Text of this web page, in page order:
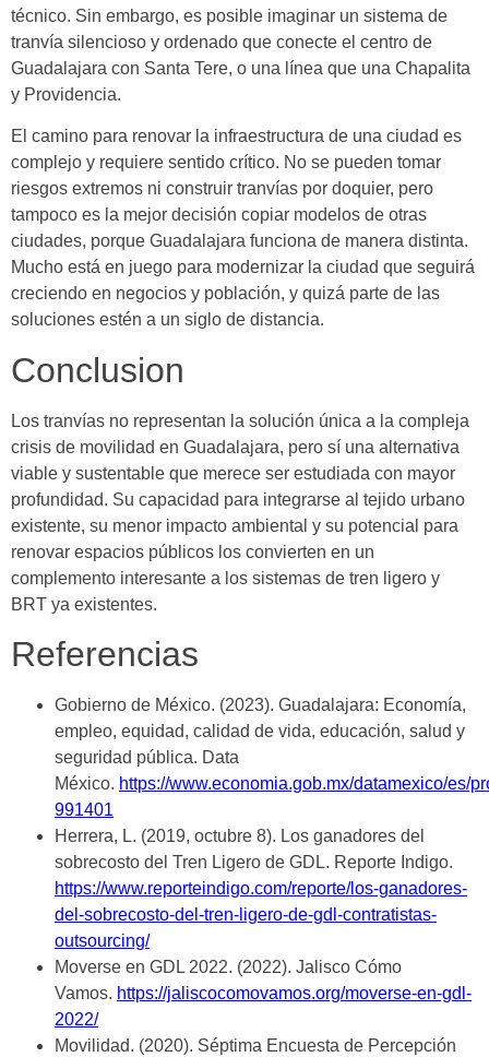
técnico. Sin embargo, es posible imaginar un sistema de
tranvía silencioso y ordenado que conecte el centro de
Guadalajara con Santa Tere, o una línea que una Chapalita
y Providencia.
El camino para renovar la infraestructura de una ciudad es
complejo y requiere sentido crítico. No se pueden tomar
riesgos extremos ni construir tranvías por doquier, pero
tampoco es la mejor decisión copiar modelos de otras
ciudades, porque Guadalajara funciona de manera distinta.
Mucho está en juego para modernizar la ciudad que seguirá
creciendo en negocios y población, y quizá parte de las
soluciones estén a un siglo de distancia.
Conclusion
Los tranvías no representan la solución única a la compleja
crisis de movilidad en Guadalajara, pero sí una alternativa
viable y sustentable que merece ser estudiada con mayor
profundidad. Su capacidad para integrarse al tejido urbano
existente, su menor impacto ambiental y su potencial para
renovar espacios públicos los convierten en un
complemento interesante a los sistemas de tren ligero y
BRT ya existentes.
Referencias
Gobierno de México. (2023). Guadalajara: Economía,
empleo, equidad, calidad de vida, educación, salud y
seguridad pública. Data
México. https://www.economia.gob.mx/datamexico/es/
991401
Herrera, L. (2019, octubre 8). Los ganadores del
sobrecosto del Tren Ligero de GDL. Reporte Indigo.
https://www.reporteindigo.com/reporte/los-ganadores-
del-sobrecosto-del-tren-ligero-de-gdl-contratistas-
outsourcing/
Moverse en GDL 2022. (2022). Jalisco Cómo
Vamos. https://jaliscocomovamos.org/moverse-en-gdl-
2022/
Movilidad. (2020). Séptima Encuesta de Percepción